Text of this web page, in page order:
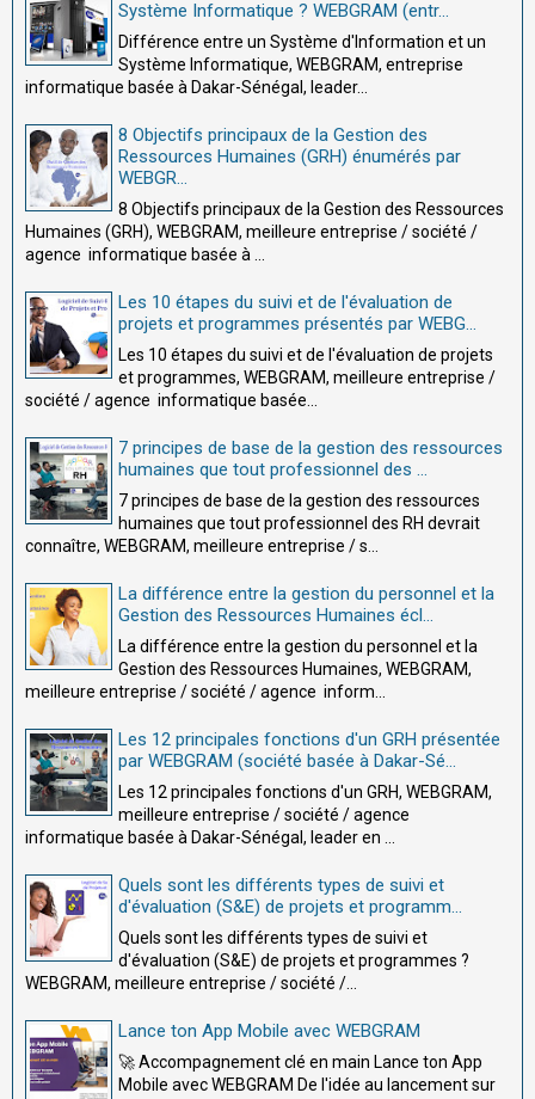
Système Informatique ? WEBGRAM (entr...
Différence entre un Système d'Information et un
Système Informatique, WEBGRAM, entreprise
informatique basée à Dakar-Sénégal, leader...
8 Objectifs principaux de la Gestion des
Ressources Humaines (GRH) énumérés par
WEBGR...
8 Objectifs principaux de la Gestion des Ressources
Humaines (GRH), WEBGRAM, meilleure entreprise / société /
agence informatique basée à ...
Les 10 étapes du suivi et de l'évaluation de
projets et programmes présentés par WEBG...
Les 10 étapes du suivi et de l'évaluation de projets
et programmes, WEBGRAM, meilleure entreprise /
société / agence informatique basée...
7 principes de base de la gestion des ressources
humaines que tout professionnel des ...
7 principes de base de la gestion des ressources
humaines que tout professionnel des RH devrait
connaître, WEBGRAM, meilleure entreprise / s...
La différence entre la gestion du personnel et la
Gestion des Ressources Humaines écl...
La différence entre la gestion du personnel et la
Gestion des Ressources Humaines, WEBGRAM,
meilleure entreprise / société / agence inform...
Les 12 principales fonctions d'un GRH présentée
par WEBGRAM (société basée à Dakar-Sé...
Les 12 principales fonctions d'un GRH, WEBGRAM,
meilleure entreprise / société / agence
informatique basée à Dakar-Sénégal, leader en ...
Quels sont les différents types de suivi et
d'évaluation (S&E) de projets et programm...
Quels sont les différents types de suivi et
d'évaluation (S&E) de projets et programmes ?
WEBGRAM, meilleure entreprise / société /...
Lance ton App Mobile avec WEBGRAM
🚀 Accompagnement clé en main Lance ton App
Mobile avec WEBGRAM De l'idée au lancement sur